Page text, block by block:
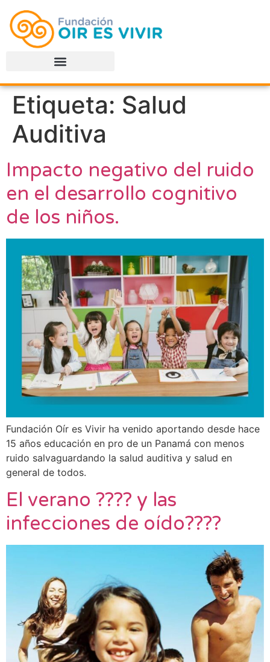
Etiqueta: Salud
Auditiva
Impacto negativo del ruido
en el desarrollo cognitivo
de los niños.
Fundación Oír es Vivir ha venido aportando desde hace
15 años educación en pro de un Panamá con menos
ruido salvaguardando la salud auditiva y salud en
general de todos.
El verano ???? y las
infecciones de oído????